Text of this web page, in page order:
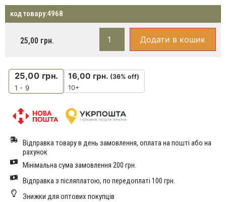
код товару:4968
25,00 грн. Додати в кошик
25,00 грн.
1 - 9
16,00 грн. (36% off)
10+
Відправка товару в день замовлення, оплата на пошті або на
рахунок
Мінімальна сума замовлення 200 грн.
Відправка з післяплатою, по передоплаті 100 грн.
Знижки для оптових покупців